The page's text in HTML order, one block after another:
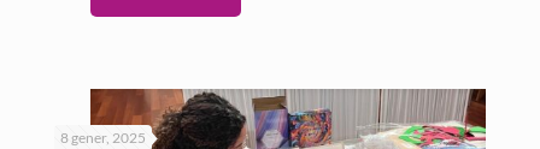
8 gener, 2025